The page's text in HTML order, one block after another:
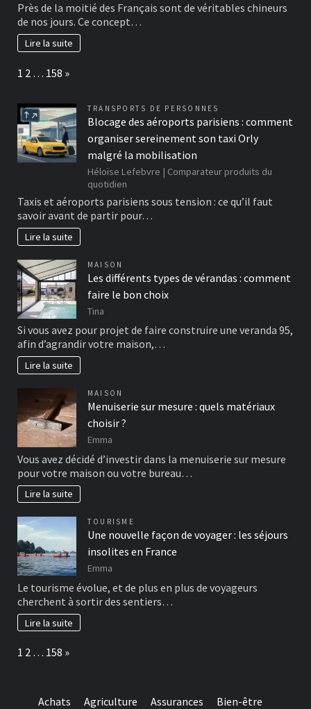
Près de la moitié des Français sont de véritables chineurs
de nos jours. Ce concept…
Lire la suite
Page:
1 2 … 158 Next
»
TRANSPORTS DE PERSONNES
Blocage des aéroports parisiens : comment
organiser sereinement son taxi Orly
malgré la mobilisation
Héloïse Lefebvre | Comparateur produits du
quotidien
Taxis et aéroports parisiens sous tension : ce qu’il faut
savoir avant de partir pour…
Lire la suite
MAISON
Les différents types de vérandas : comment
faire le bon choix
Tina
Si vous avez pour projet de faire construire une veranda 95,
afin d’agrandir votre maison,…
Lire la suite
MAISON
Menuiserie sur mesure : quels matériaux
choisir ?
Emma
Vous avez décidé d’investir dans la menuiserie sur mesure
pour votre maison ou votre bureau…
Lire la suite
TOURISME
Une nouvelle façon de voyager : les séjours
insolites en France
Emma
Le tourisme évolue, et de plus en plus de voyageurs
cherchent à sortir des sentiers…
Lire la suite
Page:
1 2 … 158 Next
»
Achats Agriculture Assurances Bien-être